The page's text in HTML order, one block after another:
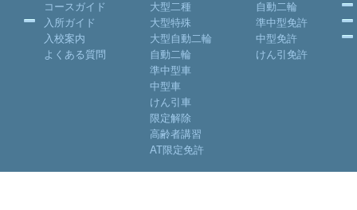
コースガイド
入所ガイド
入校案内
よくある質問
大型二種
大型特殊
大型自動二輪
自動二輪
準中型車
中型車
けん引車
限定解除
高齢者講習
AT限定免許
自動二輪
準中型免許
中型免許
けん引免許